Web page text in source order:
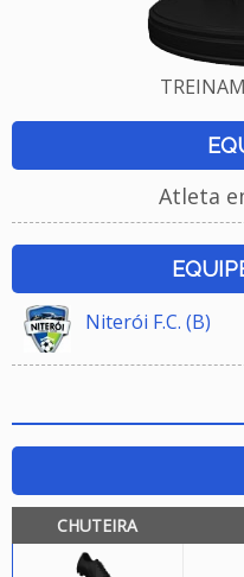
Atleta
Niterói F.C. (B)
CHUTEIRA